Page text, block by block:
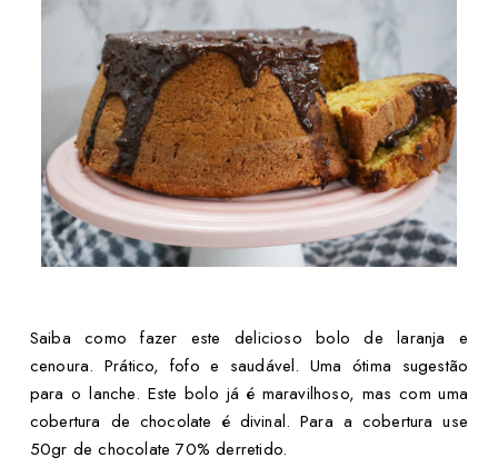
Saiba como fazer este delicioso bolo de laranja e
cenoura. Prático, fofo e saudável. Uma ótima sugestão
para o lanche. Este bolo já é maravilhoso, mas com uma
cobertura de chocolate é divinal. Para a cobertura use
50gr de chocolate 70% derretido.